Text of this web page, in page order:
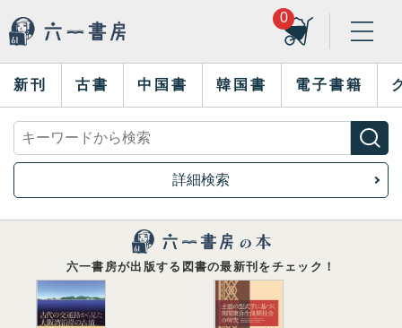
0
新刊 古書 中国書 韓国書 電子書籍
詳細検索
六一書房が出版する図書の最新刊をチェック！